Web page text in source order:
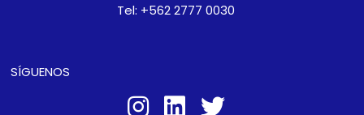
Tel: +562 2777 0030
SÍGUENOS